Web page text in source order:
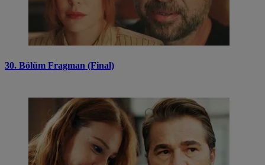
30. Bölüm Fragman (Final)